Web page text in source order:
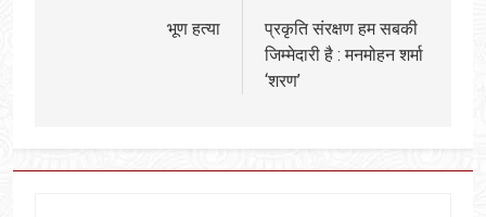
भूण हत्या
प्रकृति संरक्षण हम सबकी
जिम्मेदारी है : मनमोहन शर्मा
‘शरण’